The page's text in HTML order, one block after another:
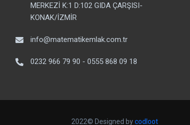
MERKEZİ K:1 D:102 GIDA ÇARŞISI-
KONAK/İZMİR
info@matematikemlak.com.tr
0232 966 79 90 - 0555 868 09 18
2022© Designed bycodloot